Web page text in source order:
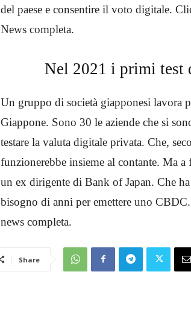
del paese e consentire il voto digitale.
News completa.
Nel 2021 i primi test
Un gruppo di società giapponesi lavora
Giappone. Sono 30 le aziende che si
testare la valuta digitale privata. Che,
funzionerebbe insieme al contante. Ma a
un ex dirigente di Bank of Japan. Che
bisogno di anni per emettere uno
news completa.
Share